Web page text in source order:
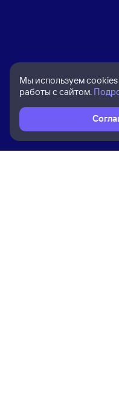
Мы используем
работы с сайтом.